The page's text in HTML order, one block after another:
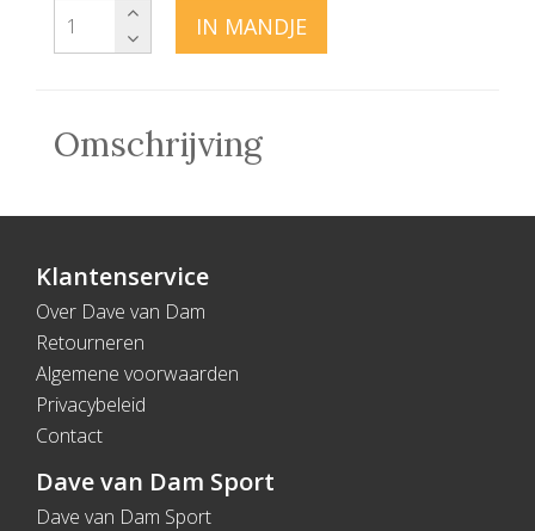
IN MANDJE
Omschrijving
Klantenservice
Over Dave van Dam
Retourneren
Algemene voorwaarden
Privacybeleid
Contact
Dave van Dam Sport
Dave van Dam Sport